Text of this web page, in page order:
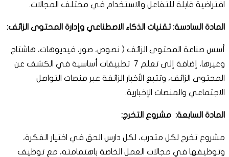
افتراضية قابلة للتفاعل والاستخدام في مختلف المجالات.
المادة السادسة: تقنيات الذكاء الاصطناعي وإدارة المحتوى الزائف:
أسس صناعة المحتوى الزائف ( نصوص، صور، فيديوهات، هاشتاج
وغيرها، إضافة إلى تعلم 7 تطبيقات أساسية في الكشف عن
المحتوى الزائف، وتتبع الأخبار الزائفة عبر منصات التواصل
الاجتماعي والمنصات الإخبارية.
المادة السابعة: مشروع التخرج:
مشروع تخرج لكل متدرب، لكل دارس الحق في اختيار الفكرة،
وتوظيفها في مجالات العمل الخاصة باهتمامته، مع توظيف